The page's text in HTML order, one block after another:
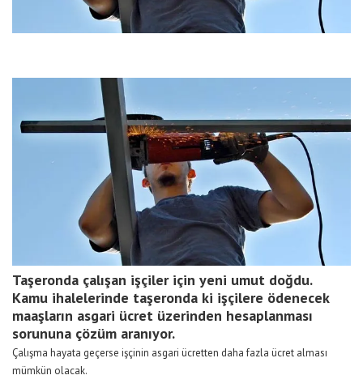
Taşeronda çalışan işçiler için yeni umut doğdu.
Kamu ihalelerinde taşeronda ki işçilere ödenecek
maaşların asgari ücret üzerinden hesaplanması
sorununa çözüm aranıyor.
Çalışma hayata geçerse işçinin asgari ücretten daha fazla ücret alması
mümkün olacak.